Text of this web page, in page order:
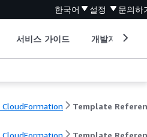
한국어 설정 문의하
서비스 가이드 개발자 도구
CloudFormation Template
CloudFormation Template